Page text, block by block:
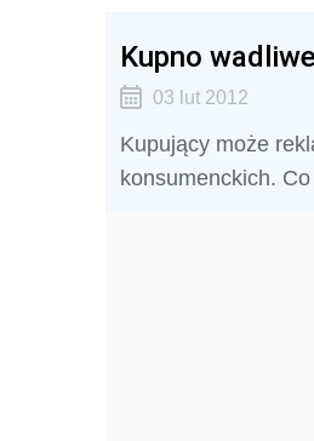
Kupno
03 lut 2012
Kupujący może
konsumenckich.